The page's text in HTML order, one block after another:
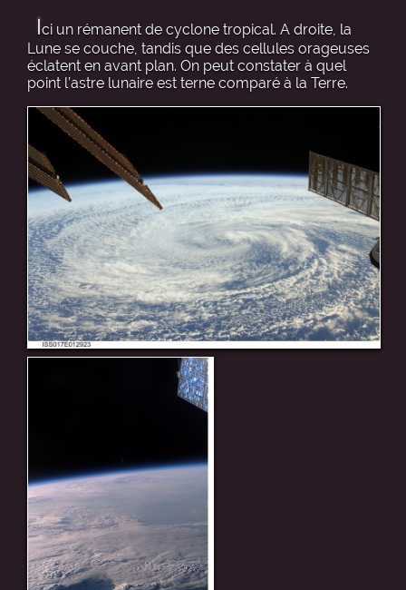
Ici un rémanent de cyclone tropical. A droite, la
Lune se couche, tandis que des cellules orageuses
éclatent en avant plan. On peut constater à quel
point l’astre lunaire est terne comparé à la Terre.